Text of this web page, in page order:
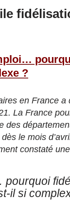
?
en France a
La France
des
le mois
constaté
il si